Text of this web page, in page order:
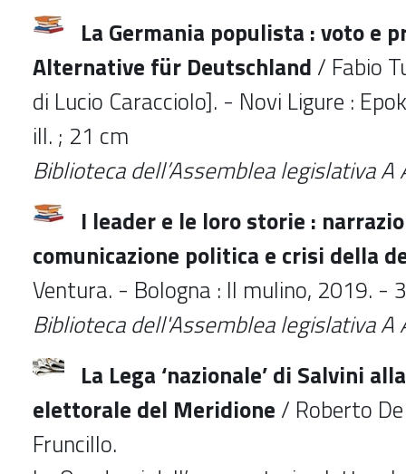
La Germania populista : voto e
Alternative für Deutschland / Fabio
di Lucio Caracciolo]. - Novi Ligure :
ill. ; 21 cm
Biblioteca dell’Assemblea legislativa A
I leader e le loro storie :
comunicazione politica e crisi della
Ventura. - Bologna : Il mulino, 2019. -
Biblioteca dell'Assemblea legislativa A
La Lega ‘nazionale’ di Salvini
elettorale del Meridione / Roberto
Fruncillo.